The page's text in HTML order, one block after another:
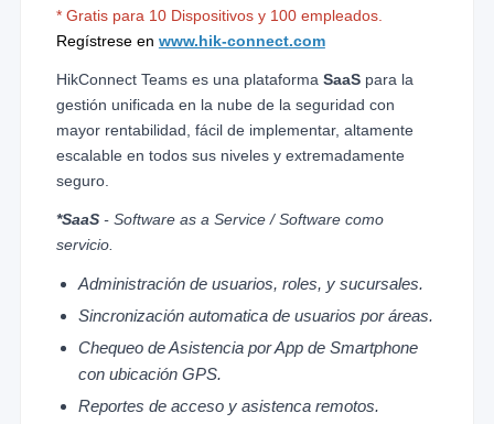
* Gratis para 10 Dispositivos y 100 empleados.
Regístrese en www.hik-connect.com
HikConnect Teams es una plataforma SaaSpara la
gestión unificada en la nube de la seguridad con
mayor rentabilidad, fácil de implementar, altamente
escalable en todos sus niveles y extremadamente
seguro.
*SaaS- Software as a Service / Software como
servicio.
Administración de usuarios, roles, y sucursales.
Sincronización automatica de usuarios por áreas.
Chequeo de Asistencia por App de Smartphone
con ubicación GPS.
Reportes de acceso y asistenca remotos.